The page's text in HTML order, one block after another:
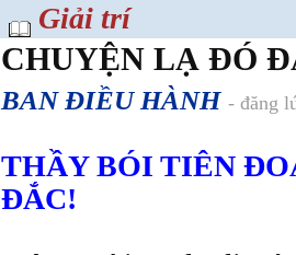
Giải trí
CHUYỆN LẠ ĐÓ
BAN ĐIỀU HÀNH - đăng
THẦY BÓI TIÊN
ĐẮC!